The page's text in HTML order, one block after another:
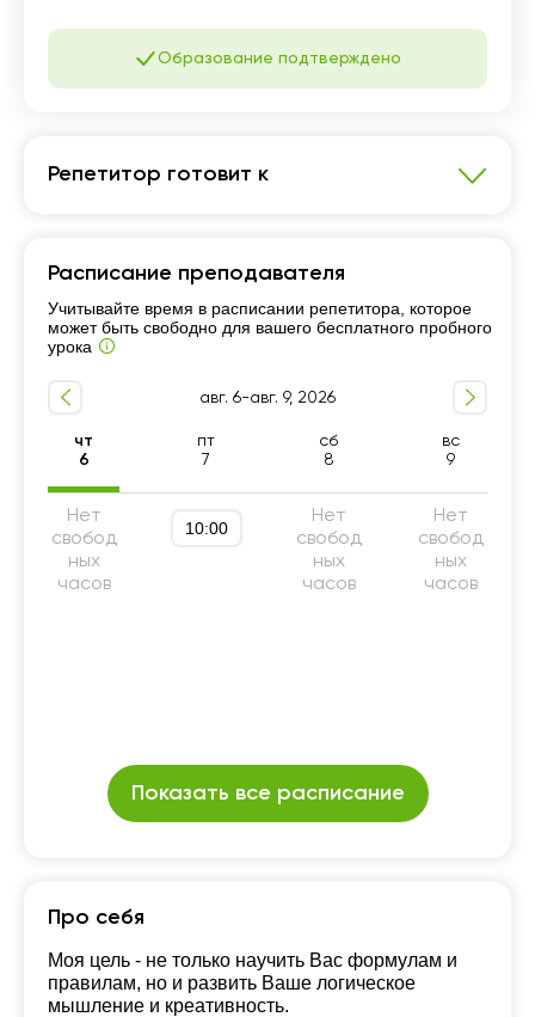
Образование подтверждено
Репетитор готовит к
Школьная программа 5-9 классы
Подготовка к ВОУД Подготовка к ЕНТ
Школьная программа 10-11 классы
Подготовка к Казахско-турецкому лицею (КТЛ)
Расписание преподавателя
Учитывайте время в расписании репетитора, которое
может быть свободно для вашего бесплатного пробного
урока
авг. 6-авг. 9, 2026
чт
6
пт
7
сб
8
вс
9
Нет
свобод
ных
часов
10:00
Нет
свобод
ных
часов
Нет
свобод
ных
часов
Показать все расписание
Про себя
Моя цель - не только научить Вас формулам и
правилам, но и развить Ваше логическое
мышление и креативность.